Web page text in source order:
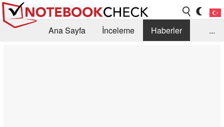
Ana Sayfa İnceleme
Haberler
...